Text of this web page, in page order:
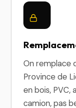
On remplace
Province de
en bois, PVC,
camion, pas